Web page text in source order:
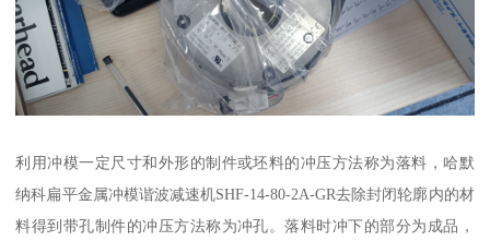
利用冲模一定尺寸和外形的制件或坯料的冲压方法称为落料，哈默
纳科扁平金属冲模谐波减速机SHF-14-80-2A-GR去除封闭轮廓内的材
料得到带孔制件的冲压方法称为冲孔。落料时冲下的部分为成品，